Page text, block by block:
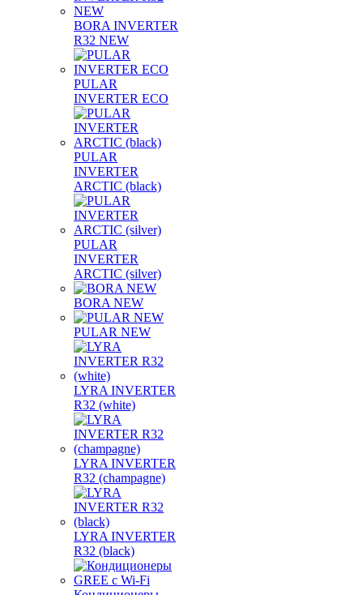
BORA INVERTER
R32 NEW
PULAR
INVERTER ECO
PULAR
INVERTER
ARCTIC (black)
PULAR
INVERTER
ARCTIC (silver)
BORA NEW
PULAR NEW
LYRA INVERTER
R32 (white)
LYRA INVERTER
R32 (champagne)
LYRA INVERTER
R32 (black)